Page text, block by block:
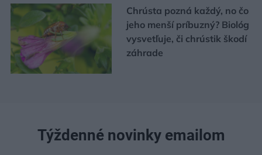
Chrústa pozná každý, no čo
jeho menší príbuzný? Biológ
vysvetľuje, či chrústik škodí
záhrade
Týždenné novinky emailom